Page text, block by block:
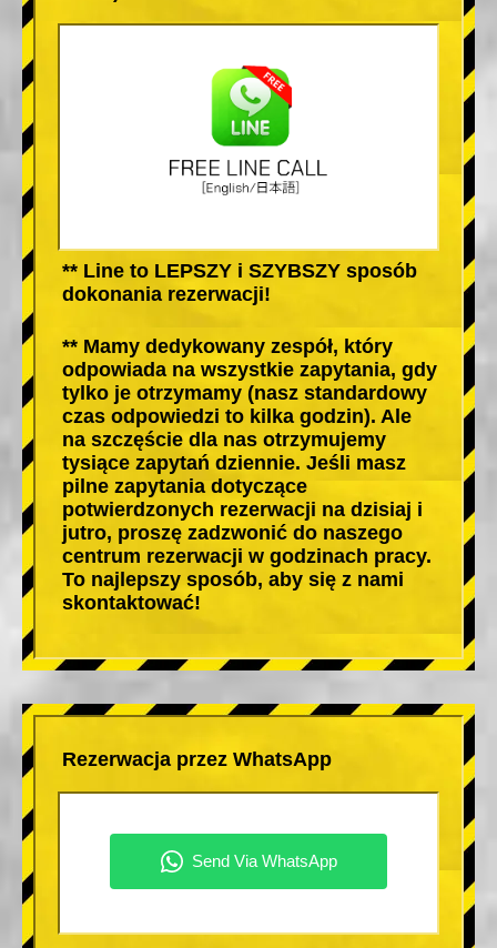
** Line to LEPSZY i SZYBSZY sposób
dokonania rezerwacji!
** Mamy dedykowany zespół, który
odpowiada na wszystkie zapytania, gdy
tylko je otrzymamy (nasz standardowy
czas odpowiedzi to kilka godzin). Ale
na szczęście dla nas otrzymujemy
tysiące zapytań dziennie. Jeśli masz
pilne zapytania dotyczące
potwierdzonych rezerwacji na dzisiaj i
jutro, proszę zadzwonić do naszego
centrum rezerwacji w godzinach pracy.
To najlepszy sposób, aby się z nami
skontaktować!
Rezerwacja przez WhatsApp